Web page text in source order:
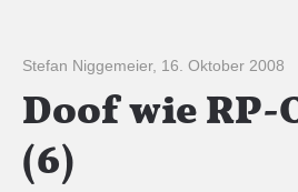
Stefan Niggemeier, 16. Oktober 2008
Doof wie
(6)